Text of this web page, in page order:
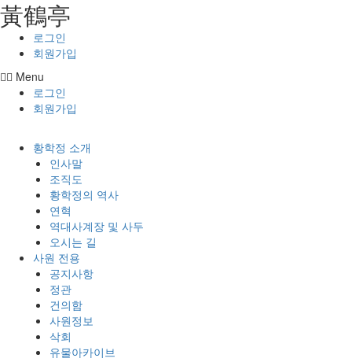
콘텐츠로
건너뛰기
⿈鶴亭
로그인
회원가입
Menu
로그인
회원가입
황학정 소개
인사말
조직도
황학정의 역사
연혁
역대사계장 및 사두
오시는 길
사원 전용
공지사항
정관
건의함
사원정보
삭회
유물아카이브